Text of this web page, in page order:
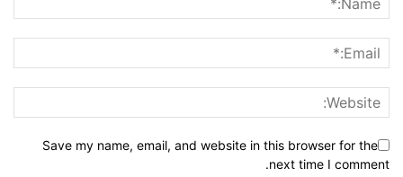
Save my name, email, and website in this browser for the
next time I comment.